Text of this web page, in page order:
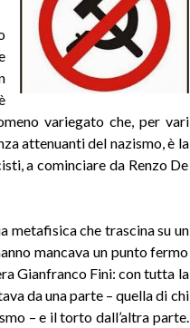
variegato che, per vari
attenuanti del nazismo, è la
a cominciare da Renzo De
metafisica che trascina su un
mancava un punto fermo
Gianfranco Fini: con tutta la
da una parte – quella di chi
– e il torto dall’altra parte.